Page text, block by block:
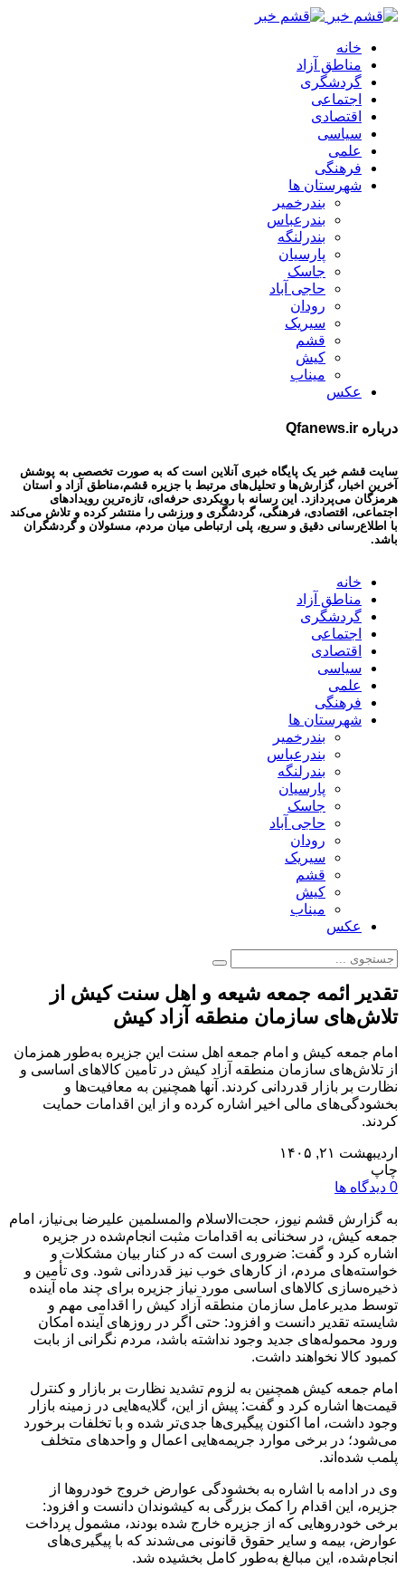
خانه
مناطق آزاد
گردشگری
اجتماعی
اقتصادی
سیاسی
علمی
فرهنگی
شهرستان ها
بندرخمیر
بندرعباس
بندرلنگه
پارسیان
جاسک
حاجی آباد
رودان
سیریک
قشم
کیش
میناب
عکس
درباره Qfanews.ir
سایت قشم خبر یک پایگاه خبری آنلاین است که به صورت تخصصی به پوشش
آخرین اخبار، گزارش‌ها و تحلیل‌های مرتبط با جزیره قشم،مناطق آزاد و استان
هرمزگان می‌پردازد. این رسانه با رویکردی حرفه‌ای، تازه‌ترین رویدادهای
اجتماعی، اقتصادی، فرهنگی، گردشگری و ورزشی را منتشر کرده و تلاش می‌کند
با اطلاع‌رسانی دقیق و سریع، پلی ارتباطی میان مردم، مسئولان و گردشگران
باشد.
خانه
مناطق آزاد
گردشگری
اجتماعی
اقتصادی
سیاسی
علمی
فرهنگی
شهرستان ها
بندرخمیر
بندرعباس
بندرلنگه
پارسیان
جاسک
حاجی آباد
رودان
سیریک
قشم
کیش
میناب
عکس
تقدیر ائمه جمعه شیعه و اهل سنت کیش از
تلاش‌های سازمان منطقه آزاد کیش
امام جمعه کیش و امام جمعه اهل سنت این جزیره به‌طور همزمان
از تلاش‌های سازمان منطقه آزاد کیش در تأمین کالاهای اساسی و
نظارت بر بازار قدردانی کردند. آنها همچنین به معافیت‌ها و
بخشودگی‌های مالی اخیر اشاره کرده و از این اقدامات حمایت
کردند.
اردیبهشت ۲۱, ۱۴۰۵
چاپ
0 دیدگاه ها
به گزارش قشم نیوز، حجت‌الاسلام والمسلمین علیرضا بی‌نیاز، امام
جمعه کیش، در سخنانی به اقدامات مثبت انجام‌شده در جزیره
اشاره کرد و گفت: ضروری است که در کنار بیان مشکلات و
خواسته‌های مردم، از کارهای خوب نیز قدردانی شود. وی تأمین و
ذخیره‌سازی کالاهای اساسی مورد نیاز جزیره برای چند ماه آینده
توسط مدیرعامل سازمان منطقه آزاد کیش را اقدامی مهم و
شایسته تقدیر دانست و افزود: حتی اگر در روزهای آینده امکان
ورود محموله‌های جدید وجود نداشته باشد، مردم نگرانی از بابت
کمبود کالا نخواهند داشت.
امام جمعه کیش همچنین به لزوم تشدید نظارت بر بازار و کنترل
قیمت‌ها اشاره کرد و گفت: پیش از این، گلایه‌هایی در زمینه بازار
وجود داشت، اما اکنون پیگیری‌ها جدی‌تر شده و با تخلفات برخورد
می‌شود؛ در برخی موارد جریمه‌هایی اعمال و واحدهای متخلف
پلمب شده‌اند.
وی در ادامه با اشاره به بخشودگی عوارض خروج خودروها از
جزیره، این اقدام را کمک بزرگی به کیشوندان دانست و افزود:
برخی خودروهایی که از جزیره خارج شده بودند، مشمول پرداخت
عوارض، بیمه و سایر حقوق قانونی می‌شدند که با پیگیری‌های
انجام‌شده، این مبالغ به‌طور کامل بخشیده شد.